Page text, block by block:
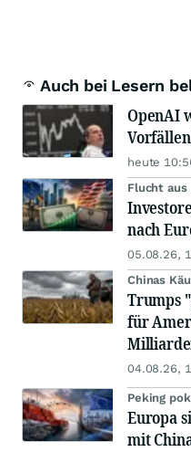
Auch bei Lesern
OpenAI
heute
Flucht aus
nach
05.08.26,
Chinas
Trumps
für
04.08.26,
Peking
Europa
mit